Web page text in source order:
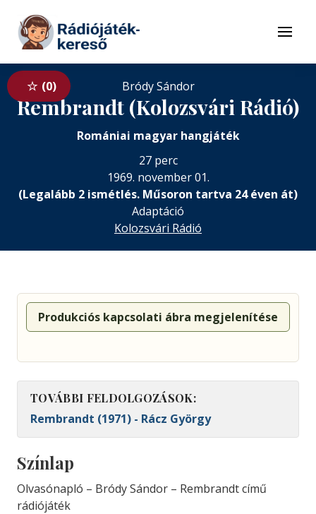
Tovább a tartalomhoz
Menü
0 Bródy Sándor
Rembrandt (Kolozsvári Rádió)
Romániai magyar hangjáték
27 perc
1969. november 01.
(Legalább 2 ismétlés. Műsoron tartva 24 éven át)
Adaptáció
Kolozsvári Rádió
Produkciós kapcsolati ábra megjelenítése
TOVÁBBI FELDOLGOZÁSOK:
Rembrandt (1971) - Rácz György
Színlap
Olvasónapló – Bródy Sándor – Rembrandt című
rádiójáték